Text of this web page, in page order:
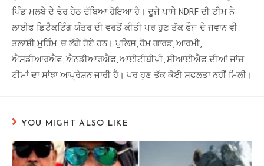
ਪਿੰਡ ਮਲਬੇ ਦੇ ਢੇਰ ਹੇਠ ਦੱਬਿਆ ਹੋਇਆ ਹੈ। ਦੂਜੇ ਪਾਸੇ NDRF ਦੀ ਟੀਮ ਨੇ
ਲਾਈਫ ਡਿਟੈਕਟਿੰਗ ਯੰਤਰ ਦੀ ਵਰਤੋਂ ਕੀਤੀ ਪਰ ਹੁਣ ਤੱਕ ਫੌਜ ਦੇ ਜਵਾਨ ਵੀ
ਤਲਾਸ਼ੀ ਮੁਹਿੰਮ ‘ਚ ਲੱਗੇ ਹੋਏ ਹਨ। ਪੁਲਿਸ, ਹੋਮ ਗਾਰਡ, ਆਰਮੀ,
ਐਸਡੀਆਰਐਫ, ਐਨਡੀਆਰਐਫ, ਆਈਟੀਬੀਪੀ, ਸੀਆਈਐਫ ਦੀਆਂ ਜਾਂਚ
ਟੀਮਾਂ ਦਾ ਸਾਂਝਾ ਆਪ੍ਰੇਸ਼ਨ ਜਾਰੀ ਹੈ। ਪਰ ਹੁਣ ਤੱਕ ਕੋਈ ਸਫਲਤਾ ਨਹੀਂ ਮਿਲੀ।
YOU MIGHT ALSO LIKE